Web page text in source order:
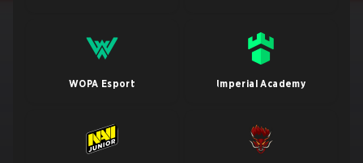
WOPA Esport Imperial Academy